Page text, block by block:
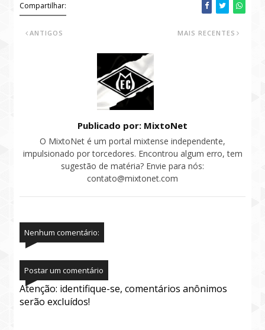
Compartilhar:
MAIS RECENTES
ANTIGOS
Publicado por: MixtoNet
O MixtoNet é um portal mixtense independente,
impulsionado por torcedores. Encontrou algum erro, tem
sugestão de matéria? Envie para nós:
contato@mixtonet.com
Nenhum comentário:
Postar um comentário
Atenção: identifique-se, comentários anônimos
serão excluídos!